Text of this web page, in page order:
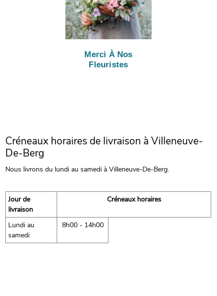
Merci À Nos
Fleuristes
Créneaux horaires de livraison à Villeneuve-
De-Berg
Nous livrons du lundi au samedi à Villeneuve-De-Berg.
Jour de
livraison
Créneaux horaires
Lundi au
samedi
8h00 - 14h00